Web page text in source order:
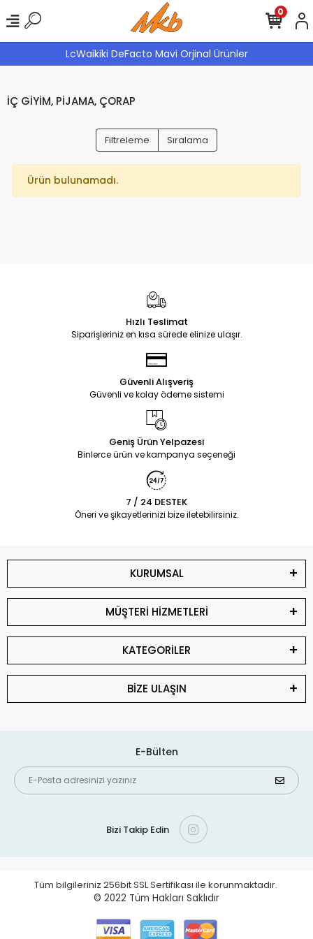
LcWaikiki DeFacto Mavi Orjinal Ürünler
0
İÇ GİYİM, PİJAMA, ÇORAP
Filtreleme Sıralama
Ürün bulunamadı.
Hızlı Teslimat
Siparişleriniz en kısa sürede elinize ulaşır.
Güvenli Alışveriş
Güvenli ve kolay ödeme sistemi
Geniş Ürün Yelpazesi
Binlerce ürün ve kampanya seçeneği
7 / 24 DESTEK
Öneri ve şikayetlerinizi bize iletebilirsiniz.
KURUMSAL
MÜŞTERİ HİZMETLERİ
KATEGORİLER
BİZE ULAŞIN
E-Bülten
Bizi Takip Edin
Tüm bilgileriniz 256bit SSL Sertifikası ile korunmaktadır.
© 2022 Tüm Hakları Saklıdır